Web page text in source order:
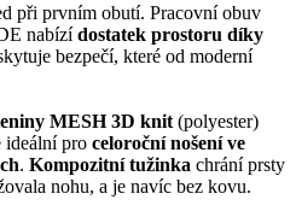
při prvním obutí. Pracovní obuv
nabízídostatek prostoru díky
bezpečí, které od moderní
MESH 3D knit (polyester)
ideální pro celoroční nošení ve
. Kompozitní tužinka chrání prsty
nohu, a je navíc bez kovu.